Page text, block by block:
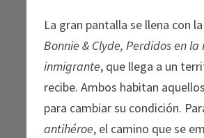
La gran pantalla se llena con
Bonnie & Clyde, Perdidos en
inmigrante, que llega a un
recibe. Ambos habitan
para cambiar su condición.
antihéroe, el camino que se